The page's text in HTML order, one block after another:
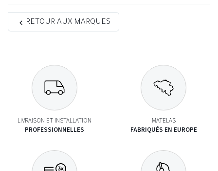
RETOUR AUX MARQUES
LIVRAISON ET INSTALLATION
PROFESSIONNELLES
MATELAS
FABRIQUÉS EN EUROPE